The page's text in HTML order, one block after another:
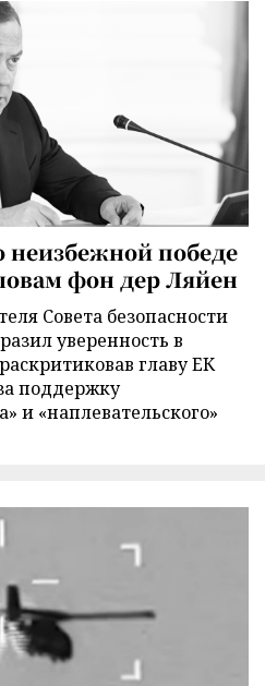
неизбежной победе
фон дер Ляйен
Совета безопасности
уверенность в
главу ЕК
поддержку
и «наплевательского»